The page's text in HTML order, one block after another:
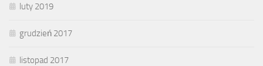
luty 2019
grudzień 2017
listopad 2017